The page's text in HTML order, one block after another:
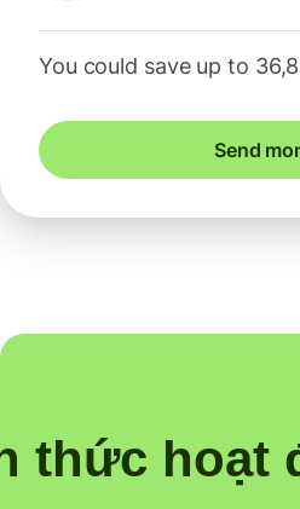
You could save up to
Send
thức hoạt